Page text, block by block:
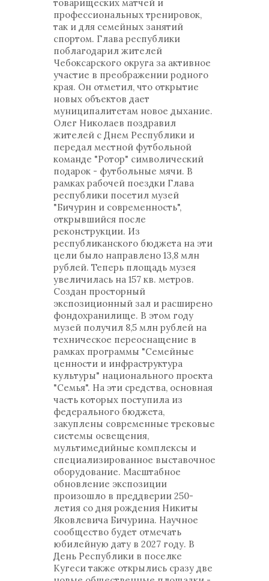
товарищеских матчей и
профессиональных тренировок,
так и для семейных занятий
спортом. Глава республики
поблагодарил жителей
Чебоксарского округа за активное
участие в преображении родного
края. Он отметил, что открытие
новых объектов дает
муниципалитетам новое дыхание.
Олег Николаев поздравил
жителей с Днем Республики и
передал местной футбольной
команде "Ротор" символический
подарок - футбольные мячи. В
рамках рабочей поездки Глава
республики посетил музей
"Бичурин и современность",
открывшийся после
реконструкции. Из
республиканского бюджета на эти
цели было направлено 13,8 млн
рублей. Теперь площадь музея
увеличилась на 157 кв. метров.
Создан просторный
экспозиционный зал и расширено
фондохранилище. В этом году
музей получил 8,5 млн рублей на
техническое переоснащение в
рамках программы "Семейные
ценности и инфраструктура
культуры" национального проекта
"Семья". На эти средства, основная
часть которых поступила из
федерального бюджета,
закуплены современные трековые
системы освещения,
мультимедийные комплексы и
специализированное выставочное
оборудование. Масштабное
обновление экспозиции
произошло в преддверии 250-
летия со дня рождения Никиты
Яковлевича Бичурина. Научное
сообщество будет отмечать
юбилейную дату в 2027 году. В
День Республики в поселке
Кугеси также открылись сразу две